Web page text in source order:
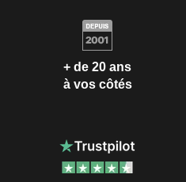
+ de 20 ans
à vos côtés